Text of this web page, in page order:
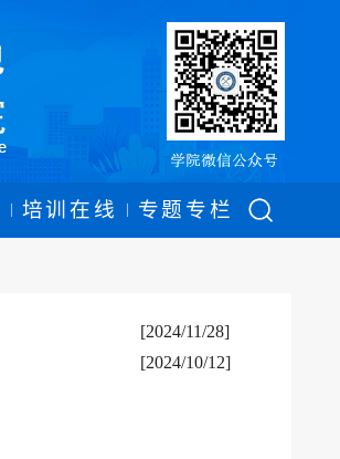
| 培训在线 | 专题专栏
[2024/11/28]
[2024/10/12]